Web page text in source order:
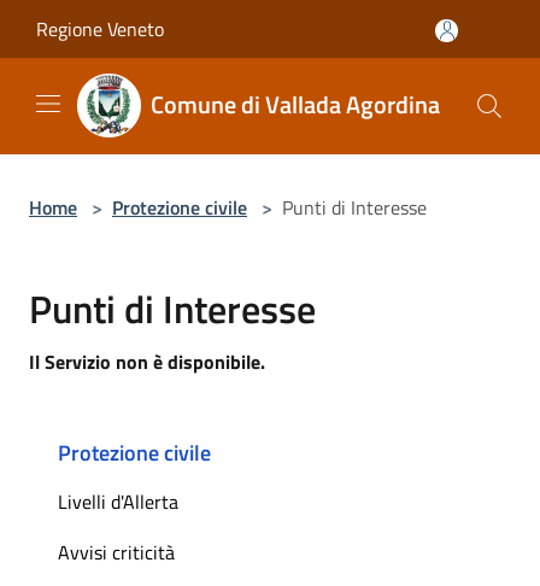
Regione Veneto
Comune di Vallada Agordina
Home > Protezione civile > Punti di Interesse
Punti di Interesse
Il Servizio non è disponibile.
Protezione civile
Livelli d'Allerta
Avvisi criticità